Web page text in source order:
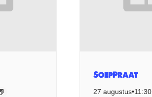
SoepPraat
27 augustus•11:30